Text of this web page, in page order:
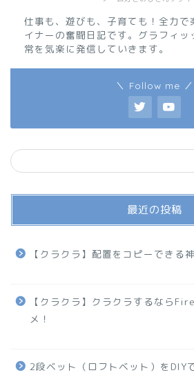
仕事も、遊びも、子育ても！全力で
イナーの奮闘日記です。グラフィッ
常を気楽に発信していきます。
＼ Follow me ／
最近の投稿
【クラクラ】配置をコピーできる
【クラクラ】クラクラするなら
メ！
2段ベット（ロフトベット）をDIY